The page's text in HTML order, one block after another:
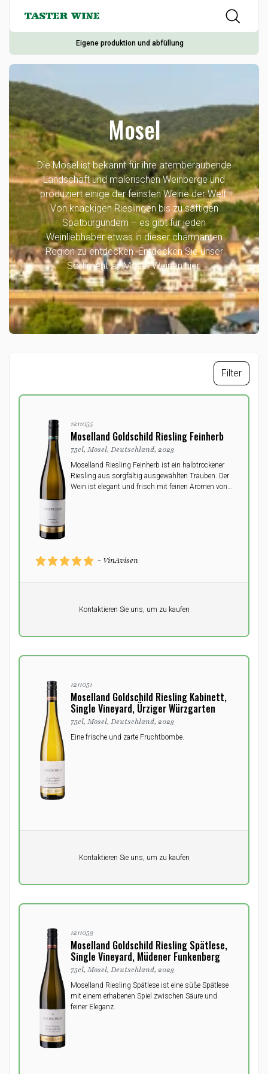
Eigene produktion und abfüllung
Mosel
Die Mosel ist bekannt für ihre atemberaubende
Landschaft und malerischen Weinberge und
produziert einige der feinsten Weine der Welt.
Von knackigen Rieslingen bis zu saftigen
Spätburgundern – es gibt für jeden
Weinliebhaber etwas in dieser charmanten
Region zu entdecken. Entdecken Sie unser
Sortiment an Mosel-Weinen hier:
Filter
1211055
Moselland Goldschild Riesling Feinherb
75cl, Mosel, Deutschland, 2023
Moselland Riesling Feinherb ist ein halbtrockener
Riesling aus sorgfältig ausgewählten Trauben. Der
Wein ist elegant und frisch mit feinen Aromen von
- VinAvisen
Kontaktieren Sie uns, um zu kaufen
1211051
Moselland Goldschild Riesling Kabinett,
Single Vineyard, Ürziger Würzgarten
75cl, Mosel, Deutschland, 2023
Eine frische und zarte Fruchtbombe.
Kontaktieren Sie uns, um zu kaufen
1211053
Moselland Goldschild Riesling Spätlese,
Single Vineyard, Müdener Funkenberg
75cl, Mosel, Deutschland, 2023
Moselland Riesling Spätlese ist eine süße Spätlese
mit einem erhabenen Spiel zwischen Säure und
feiner Eleganz.